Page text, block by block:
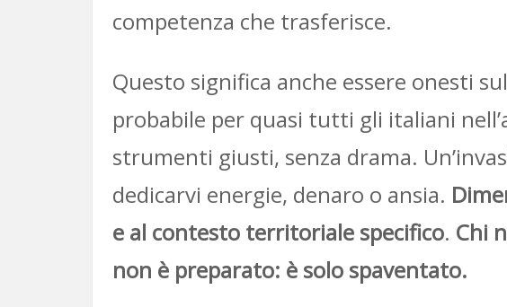
competenza che trasferisce.
Questo significa anche essere onesti
probabile per quasi tutti gli italiani
strumenti giusti, senza drama.
dedicarvi energie, denaro o ansia.
e al contesto territoriale specifico. Chi
non è preparato: è solo spaventato.